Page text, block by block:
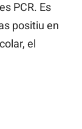
PCR. Es
positiu en
el